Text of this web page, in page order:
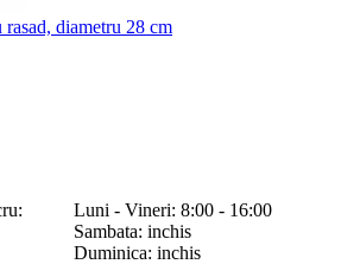
diametru 28 cm
Luni - Vineri: 8:00 - 16:00
Sambata: inchis
Duminica: inchis